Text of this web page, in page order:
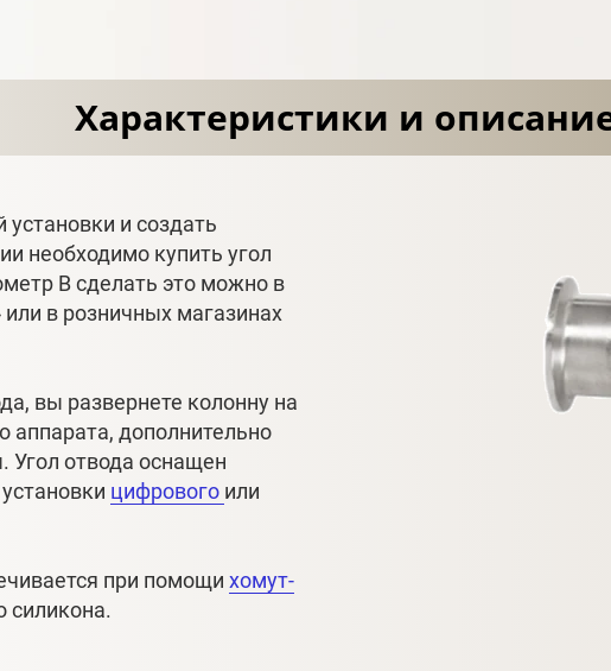
Характеристики и
и создать
необходимо купить угол
В сделать это можно в
в розничных магазинах
вы развернете колонну на
аппарата, дополнительно
Угол отвода оснащен
цифрового или
при помощи хомут-
силикона.